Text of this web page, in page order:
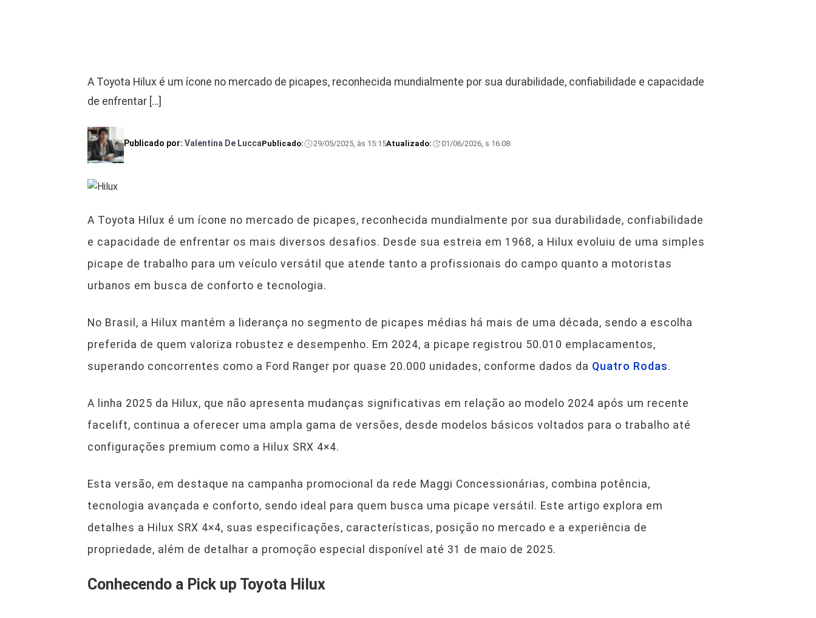
A Toyota Hilux é um ícone no mercado de picapes, reconhecida mundialmente por sua durabilidade, confiabilidade e capacidade
de enfrentar […]
Publicado por: Valentina De LuccaPublicado: 29/05/2025, às 15:15Atualizado: 01/06/2026, s 16:08
A Toyota Hilux é um ícone no mercado de picapes, reconhecida mundialmente por sua durabilidade, confiabilidade
e capacidade de enfrentar os mais diversos desafios. Desde sua estreia em 1968, a Hilux evoluiu de uma simples
picape de trabalho para um veículo versátil que atende tanto a profissionais do campo quanto a motoristas
urbanos em busca de conforto e tecnologia.
No Brasil, a Hilux mantém a liderança no segmento de picapes médias há mais de uma década, sendo a escolha
preferida de quem valoriza robustez e desempenho. Em 2024, a picape registrou 50.010 emplacamentos,
superando concorrentes como a Ford Ranger por quase 20.000 unidades, conforme dados da Quatro Rodas.
A linha 2025 da Hilux, que não apresenta mudanças significativas em relação ao modelo 2024 após um recente
facelift, continua a oferecer uma ampla gama de versões, desde modelos básicos voltados para o trabalho até
configurações premium como a Hilux SRX 4×4.
Esta versão, em destaque na campanha promocional da rede Maggi Concessionárias, combina potência,
tecnologia avançada e conforto, sendo ideal para quem busca uma picape versátil. Este artigo explora em
detalhes a Hilux SRX 4×4, suas especificações, características, posição no mercado e a experiência de
propriedade, além de detalhar a promoção especial disponível até 31 de maio de 2025.
Conhecendo a Pick up Toyota Hilux